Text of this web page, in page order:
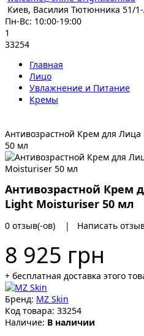
Киев, Василия Тютюнника 51/
Пн-Вс: 10:00-19:00
1
33254
Главная
Лицо
Увлажнение и Питание
Кремы
Антивозрастной Крем для
50 мл
Антивозрастной Крем
Light Moisturiser 50 мл
0 отзыв(-ов) | Написать
8 925 грн
+ бесплатная доставка этого
Бренд: MZ Skin
Код товара: 33254
Наличие: В наличии